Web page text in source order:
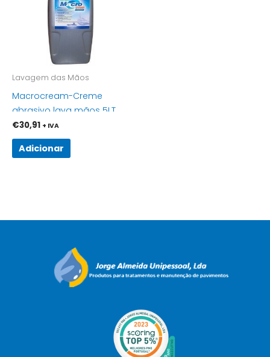
Lavagem das Mãos
Macrocream-Creme
abrasivo lava mãos 5LT
€30,91 + IVA
Adicionar